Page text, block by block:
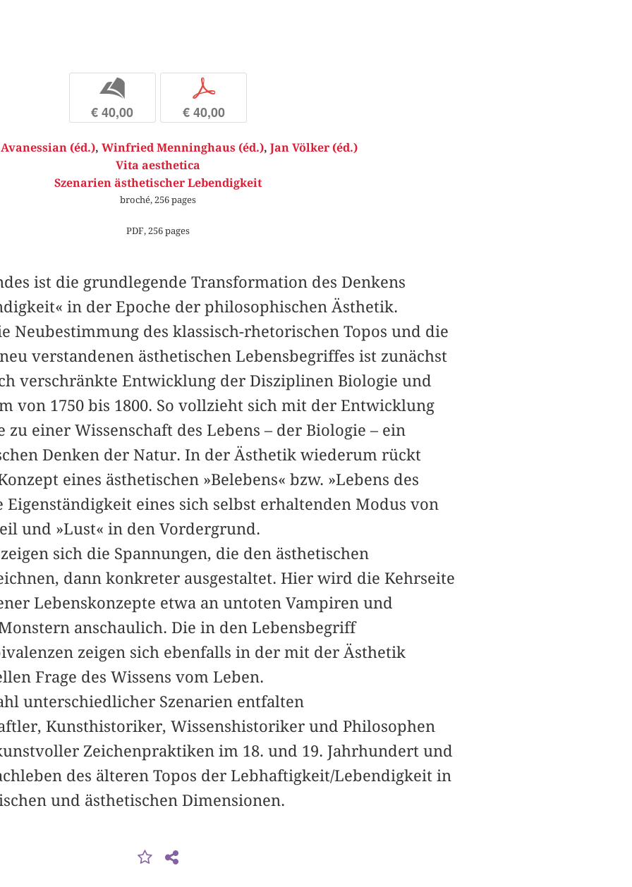
b
€ 40,00
p
€ 40,00
(éd.), Winfried Menninghaus (éd.), Jan Völker (éd.)
Vita aesthetica
Szenarien ästhetischer Lebendigkeit
broché, 256 pages
PDF, 256 pages
ist die grundlegende Transformation des Denkens
in der Epoche der philosophischen Ästhetik.
Neubestimmung des klassisch-rhetorischen Topos und die
verstandenen ästhetischen Lebensbegriffes ist zunächst
verschränkte Entwicklung der Disziplinen Biologie und
von 1750 bis 1800. So vollzieht sich mit der Entwicklung
zu einer Wissenschaft des Lebens – der Biologie – ein
Denken der Natur. In der Ästhetik wiederum rückt
eines ästhetischen »Belebens« bzw. »Lebens des
Eigenständigkeit eines sich selbst erhaltenden Modus von
und »Lust« in den Vordergrund.
sich die Spannungen, die den ästhetischen
dann konkreter ausgestaltet. Hier wird die Kehrseite
Lebenskonzepte etwa an untoten Vampiren und
anschaulich. Die in den Lebensbegriff
zeigen sich ebenfalls in der mit der Ästhetik
Frage des Wissens vom Leben.
unterschiedlicher Szenarien entfalten
Kunsthistoriker, Wissenshistoriker und Philosophen
Zeichenpraktiken im 18. und 19. Jahrhundert und
des älteren Topos der Lebhaftigkeit/Lebendigkeit in
und ästhetischen Dimensionen.